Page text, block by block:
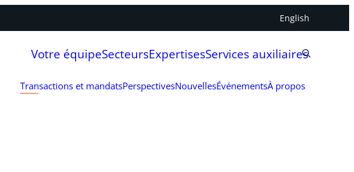
English
Votre équipeSecteursExpertisesServices auxiliaires
Transactions et mandatsPerspectivesNouvellesÉvénementsÀ propos